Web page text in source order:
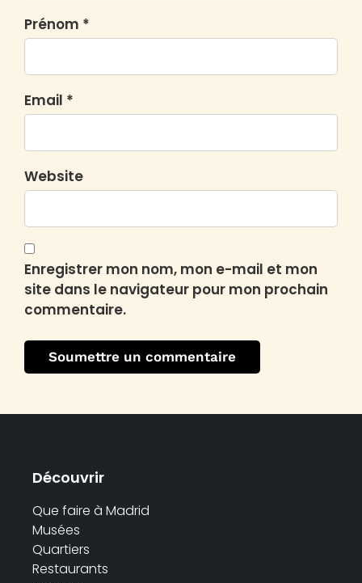
Prénom *
Email *
Website
Enregistrer mon nom, mon e-mail et mon
site dans le navigateur pour mon prochain
commentaire.
Découvrir
Que faire à Madrid
Musées
Quartiers
Restaurants